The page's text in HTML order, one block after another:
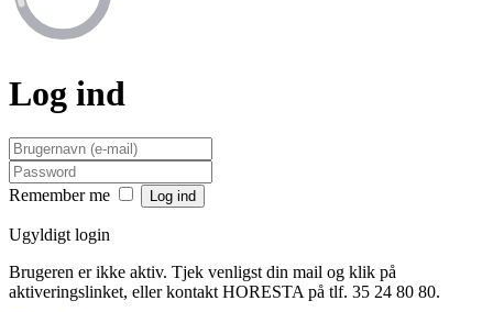
Log ind
Remember me
Ugyldigt login
Brugeren er ikke aktiv. Tjek venligst din mail og klik på
aktiveringslinket, eller kontakt HORESTA på tlf. 35 24 80 80.